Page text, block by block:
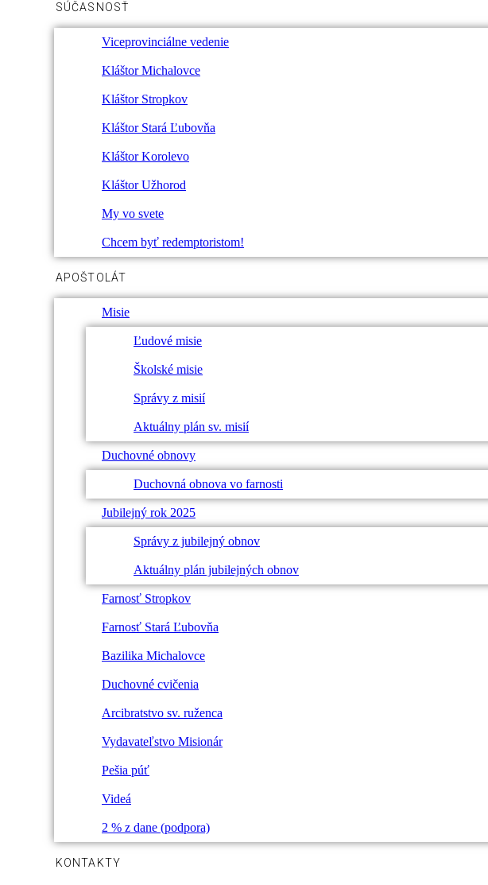
SÚČASNOSŤ
Viceprovinciálne vedenie
Kláštor Michalovce
Kláštor Stropkov
Kláštor Stará Ľubovňa
Kláštor Korolevo
Kláštor Užhorod
My vo svete
Chcem byť redemptoristom!
APOŠTOLÁT
Misie
Ľudové misie
Školské misie
Správy z misií
Aktuálny plán sv. misií
Duchovné obnovy
Duchovná obnova vo farnosti
Jubilejný rok 2025
Správy z jubilejný obnov
Aktuálny plán jubilejných obnov
Farnosť Stropkov
Farnosť Stará Ľubovňa
Bazilika Michalovce
Duchovné cvičenia
Arcibratstvo sv. ruženca
Vydavateľstvo Misionár
Pešia púť
Videá
2 % z dane (podpora)
KONTAKTY